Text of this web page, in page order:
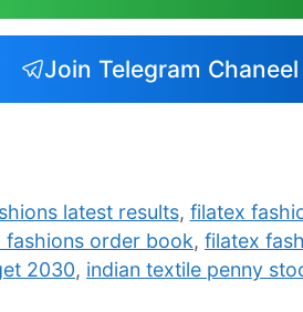
Join Telegram Chaneel
latest results, filatex
fashions order book, filatex
2030, indian textile penny